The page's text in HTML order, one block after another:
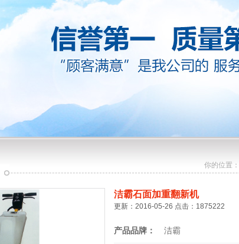
你的位置：
洁霸石面加重翻新机
更新：2016-05-26 点击：1875222
产品品牌： 洁霸